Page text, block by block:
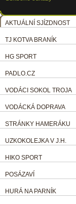
AKTUÁLNÍ SJÍZDNOST
TJ KOTVA BRANÍK
HG SPORT
PADLO.CZ
VODÁCI SOKOL TROJA
VODÁCKÁ DOPRAVA
STRÁNKY HAMERÁKU
UZKOKOLEJKA V J.H.
HIKO SPORT
POSÁZAVÍ
HURÁ NA PARNÍK